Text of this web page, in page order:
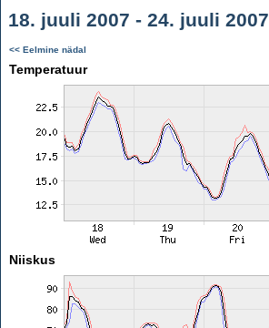
18. juuli 2007 - 24. juuli 2007
<< Eelmine nädal
Temperatuur
Niiskus